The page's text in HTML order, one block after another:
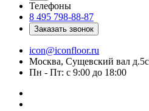
Телефоны
8 495 798-88-87
Заказать звонок
icon@iconfloor.ru
Москва, Сущевский вал
Пн - Пт: с 9:00 до 18:00